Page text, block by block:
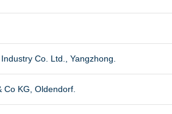
Co. Ltd., Yangzhong.
Co KG, Oldendorf.